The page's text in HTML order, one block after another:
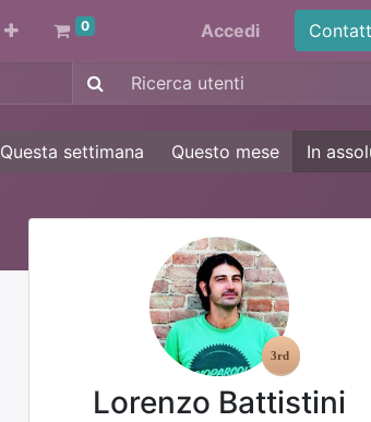
0 Accedi
Questa settimana Questo mese In
Lorenzo Battistini